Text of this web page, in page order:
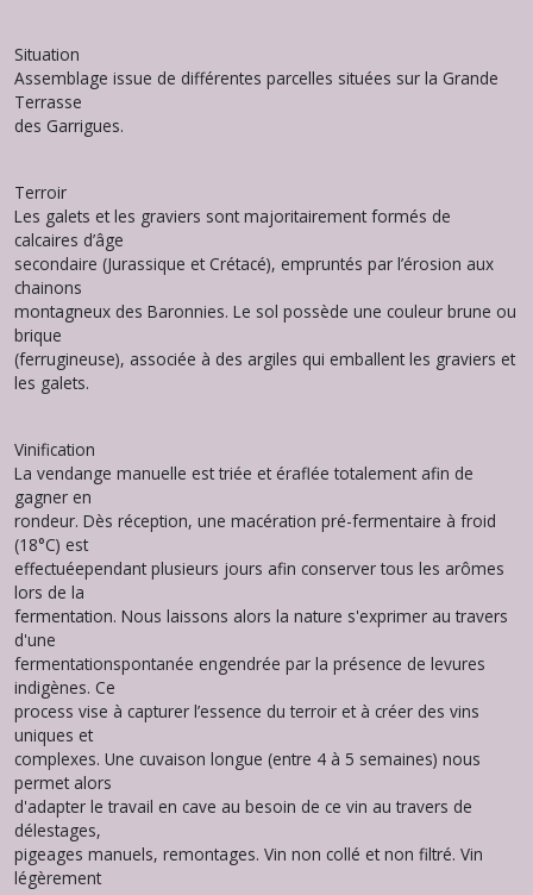
Situation
Assemblage issue de différentes parcelles situées sur la Grande
Terrasse
des Garrigues.
Terroir
Les galets et les graviers sont majoritairement formés de
calcaires d’âge
secondaire (Jurassique et Crétacé), empruntés par l’érosion aux
chainons
montagneux des Baronnies. Le sol possède une couleur brune ou
brique
(ferrugineuse), associée à des argiles qui emballent les graviers et
les galets.
Vinification
La vendange manuelle est triée et éraflée totalement afin de
gagner en
rondeur. Dès réception, une macération pré-fermentaire à froid
(18°C) est
effectuéependant plusieurs jours afin conserver tous les arômes
lors de la
fermentation. Nous laissons alors la nature s'exprimer au travers
d'une
fermentationspontanée engendrée par la présence de levures
indigènes. Ce
process vise à capturer l’essence du terroir et à créer des vins
uniques et
complexes. Une cuvaison longue (entre 4 à 5 semaines) nous
permet alors
d'adapter le travail en cave au besoin de ce vin au travers de
délestages,
pigeages manuels, remontages. Vin non collé et non filtré. Vin
légèrement